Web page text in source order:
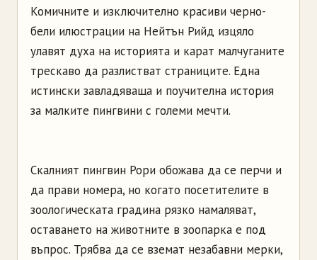
Комичните и изключително красиви черно-
бели илюстрации на Нейтън Рийд изцяло
улавят духа на историята и карат малчуганите
трескаво да разлистват страниците. Една
истински завладяваща и поучителна история
за малките пингвини с големи мечти.
Скалният пингвин Рори обожава да се перчи и
да прави номера, но когато посетителите в
зоологическата градина рязко намаляват,
оставането на животните в зоопарка е под
въпрос. Трябва да се вземат незабавни мерки,